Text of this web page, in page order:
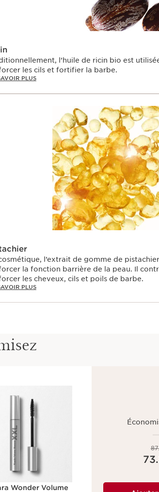
l’huile de ricin bio est
les cils et fortifier la barbe.
PLUS
l’extrait de gomme de
la fonction barrière de la peau. Il
les cheveux, cils et poils de barbe.
PLUS
Wonder Volume